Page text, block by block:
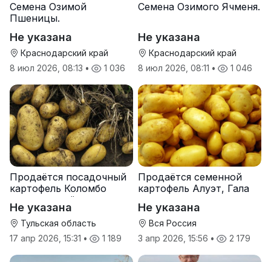
Семена Озимой
Пшеницы.
Не указана
Краснодарский край
8 июл 2026, 08:13 • 1 036
Семена Озимого Ячменя.
Не указана
Краснодарский край
8 июл 2026, 08:11 • 1 046
Продаётся посадочный
картофель Коломбо
оптом от трёх тонн
Не указана
Тульская область
17 апр 2026, 15:31 • 1 189
Продаётся семенной
картофель Алуэт, Гала
Не указана
Вся Россия
3 апр 2026, 15:56 • 2 179